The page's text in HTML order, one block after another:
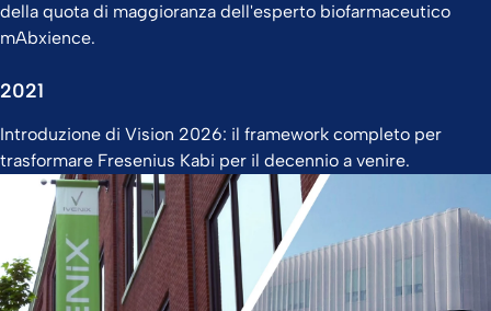
della quota di maggioranza dell'esperto biofarmaceutico
mAbxience.
2021
Introduzione di Vision 2026: il framework completo per
trasformare Fresenius Kabi per il decennio a venire.